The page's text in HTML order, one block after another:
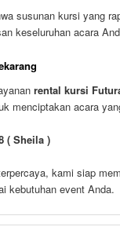
susunan kursi yang
keseluruhan acara
rental kursi
menciptakan acara
( Sheila )
kami siap
kebutuhan event Anda.